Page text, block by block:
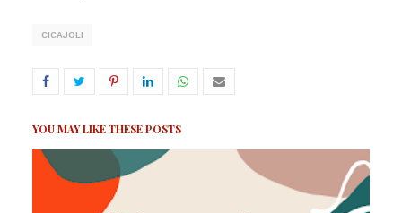
CICAJOLI
YOU MAY LIKE THESE POSTS